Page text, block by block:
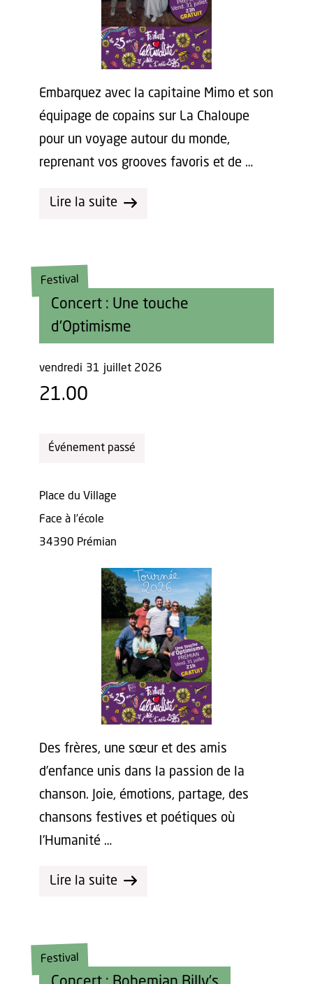
Embarquez avec la capitaine Mimo et son
équipage de copains sur La Chaloupe
pour un voyage autour du monde,
reprenant vos grooves favoris et de …
Lire la suite
Concert : Une touche
d'Optimisme
Festival
vendredi 31 juillet 2026
21.00
Événement passé
Place du Village
Face à l'école
34390 Prémian
Des frères, une sœur et des amis
d’enfance unis dans la passion de la
chanson. Joie, émotions, partage, des
chansons festives et poétiques où
l’Humanité …
Lire la suite
Festival